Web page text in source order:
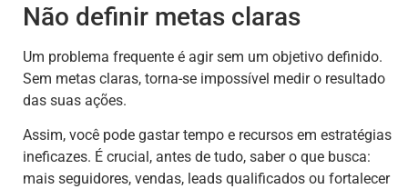
Não definir metas claras
Um problema frequente é agir sem um objetivo definido.
Sem metas claras, torna-se impossível medir o resultado
das suas ações.
Assim, você pode gastar tempo e recursos em estratégias
ineficazes. É crucial, antes de tudo, saber o que busca:
mais seguidores, vendas, leads qualificados ou fortalecer